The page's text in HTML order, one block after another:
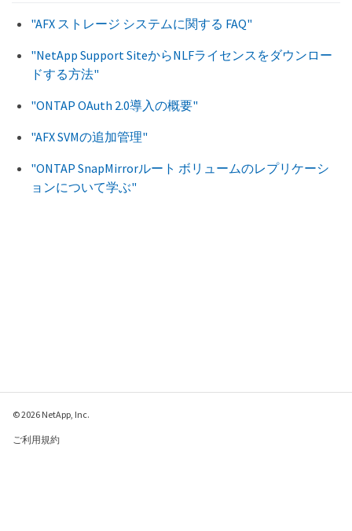
"AFX ストレージ システムに関する FAQ"
"NetApp Support SiteからNLFライセンスをダウンロー
ドする方法"
"ONTAP OAuth 2.0導入の概要"
"AFX SVMの追加管理"
"ONTAP SnapMirrorルート ボリュームのレプリケーシ
ョンについて学ぶ"
© 2026 NetApp, Inc.
ご利用規約